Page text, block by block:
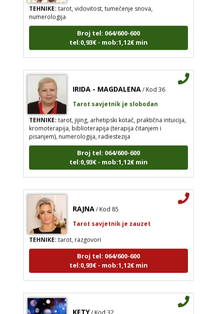
TEHNIKE:tarot, vidovitost, tumečenje snova,
numerologija
Broj tel: 064/600-600
tel:0,93€ - mob:1,12€ min
IRIDA - MAGDALENA / Kod 36
Tarot savjetnik je slobodan
TEHNIKE:tarot, jijing, arhetipski kotač, praktična intuicija,
kromoterapija, biblioterapija (terapija čitanjem i
pisanjem), numerologija, radiestezija
Broj tel: 064/600-600
tel:0,93€ - mob:1,12€ min
RAJNA / Kod 85
Tarot savjetnik je zauzet
TEHNIKE:tarot, razgovori
Broj tel: 064/600-600
tel:0,93€ - mob:1,12€ min
KETY / Kod 32